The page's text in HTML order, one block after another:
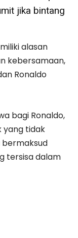
jika bintang
alasan
kebersamaan,
Ronaldo
bagi Ronaldo,
yang tidak
tersisa dalam